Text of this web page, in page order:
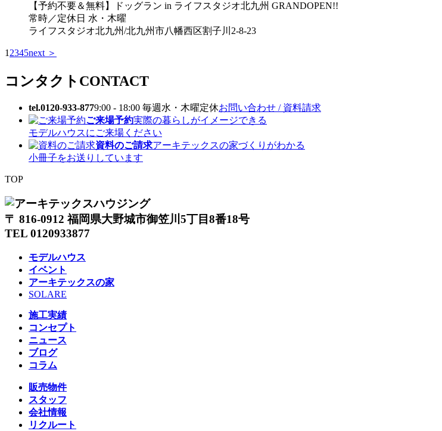
【予約不要＆無料】ドッグラン in ライフスタジオ北九州 GRANDOPEN!!
常時／定休日 水・木曜
ライフスタジオ北九州/北九州市八幡西区割子川2-8-23
1 2345next ＞
コンタクト CONTACT
tel.0120-933-8779:00 - 18:00 毎週水・木曜定休お問い合わせ / 資料請求
ご来場予約実際の暮らしがイメージできる
モデルハウスにご来場ください
資料のご請求アーキテックスの家づくりがわかる
小冊子をお送りしています
TOP
〒 816-0912 福岡県大野城市御笠川5丁目8番18号
TEL 0120933877
モデルハウス
イベント
アーキテックスの家
SOLARE
施工実績
コンセプト
ニュース
ブログ
コラム
販売物件
スタッフ
会社情報
リクルート